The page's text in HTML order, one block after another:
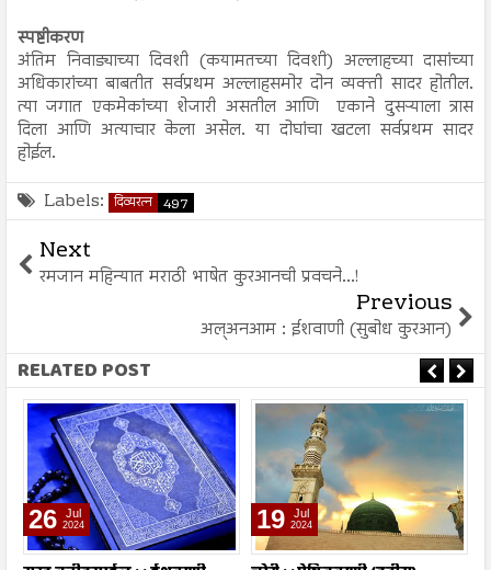
स्पष्टीकरण
अंतिम निवाड्याच्या दिवशी (कयामतच्या दिवशी) अल्लाहच्या दासांच्या
अधिकारांच्या बाबतीत सर्वप्रथम अल्लाहसमोर दोन व्यक्ती सादर होतील.
त्या जगात एकमेकांच्या शेजारी असतील आणि एकाने दुसऱ्याला त्रास
दिला आणि अत्याचार केला असेल. या दोघांचा खटला सर्वप्रथम सादर
होईल.
Labels: दिव्यरत्न 497
Next
रमजान महिन्यात मराठी भाषेत कुरआनची प्रवचने...!
Previous
अल्अनआम : ईशवाणी (सुबोध कुरआन)
RELATED POST
26 Jul
2024 19 Jul
2024